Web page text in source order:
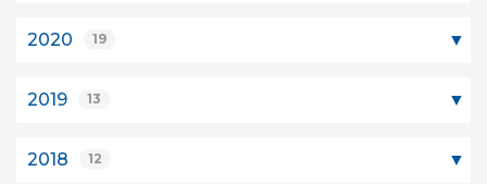
2020 19
2019 13
2018 12